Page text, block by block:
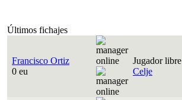
Últimos fichajes
Francisco Ortiz
0 eu
Jugador libre
Celje